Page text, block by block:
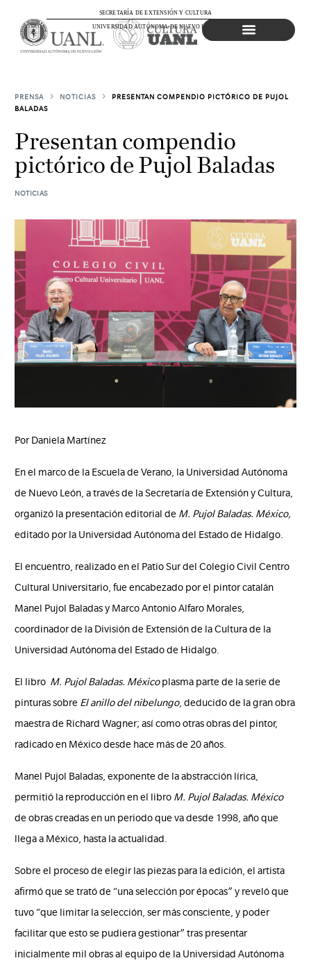
UNIVERSIDAD AUTÓNOMA DE NUEVO LEÓN
SECRETARÍA DE EXTENSIÓN Y CULTURA
PRENSA NOTICIAS
PRESENTAN COMPENDIO PICTÓRICO DE PUJOL
BALADAS
Presentan compendio
pictórico de Pujol Baladas
NOTICIAS
Por Daniela Martínez
En el marco de la Escuela de Verano, la Universidad Autónoma
de Nuevo León, a través de la Secretaría de Extensión y Cultura,
organizó la presentación editorial de M. Pujol Baladas. México,
editado por la Universidad Autónoma del Estado de Hidalgo.
El encuentro, realizado en el Patio Sur del Colegio Civil Centro
Cultural Universitario, fue encabezado por el pintor catalán
Manel Pujol Baladas y Marco Antonio Alfaro Morales,
coordinador de la División de Extensión de la Cultura de la
Universidad Autónoma del Estado de Hidalgo.
El libro M. Pujol Baladas. Méxicoplasma parte de la serie de
pinturas sobre El anillo del nibelungo, deducido de la gran obra
maestra de Richard Wagner; así como otras obras del pintor,
radicado en México desde hace más de 20 años.
Manel Pujol Baladas, exponente de la abstracción lírica,
permitió la reproducción en el libro M. Pujol Baladas. México
de obras creadas en un periodo que va desde 1998, año que
llega a México, hasta la actualidad.
Sobre el proceso de elegir las piezas para la edición, el artista
afirmó que se trató de “una selección por épocas” y reveló que
tuvo “que limitar la selección, ser más consciente, y poder
facilitar que esto se pudiera gestionar” tras presentar
inicialmente mil obras al equipo de la Universidad Autónoma